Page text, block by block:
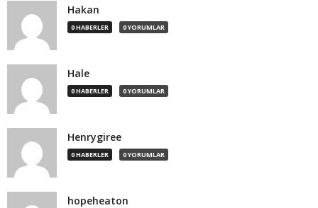
Hakan
0 HABERLER 0 YORUMLAR
Hale
0 HABERLER 0 YORUMLAR
Henrygiree
0 HABERLER 0 YORUMLAR
hopeheaton